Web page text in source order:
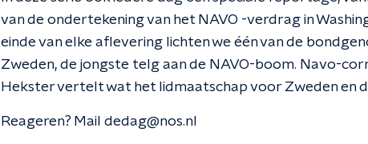
van de ondertekening van het NAVO -verdrag in
einde van elke aflevering lichten we één van de
Zweden, de jongste telg aan de NAVO-boom. Navo-
Hekster vertelt wat het lidmaatschap voor Zweden en
Reageren? Mail dedag@nos.nl